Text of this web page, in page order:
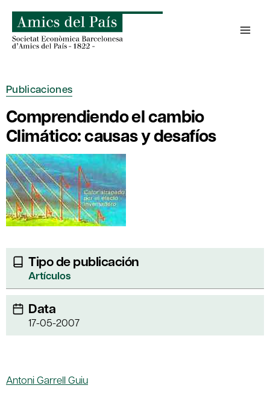
contenido
Publicaciones
Comprendiendo el cambio
Climático: causas y desafíos
Tipo de publicación
Artículos
Data
17-05-2007
Antoni Garrell Guiu